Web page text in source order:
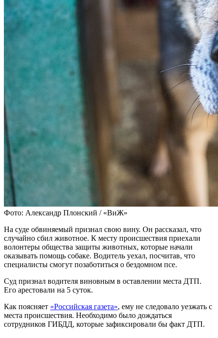
Фото: Александр Плонский / «ВиЖ»
На суде обвиняемый признал свою вину. Он рассказал, что
случайно сбил животное. К месту происшествия приехали
волонтеры общества защиты животных, которые начали
оказывать помощь собаке. Водитель уехал, посчитав, что
специалисты смогут позаботиться о бездомном псе.
Суд признал водителя виновным в оставлении места ДТП.
Его арестовали на 5 суток.
Как поясняет «Российская газета», ему не следовало уезжать с
места происшествия. Необходимо было дождаться
сотрудников ГИБДД, которые зафиксировали бы факт ДТП.